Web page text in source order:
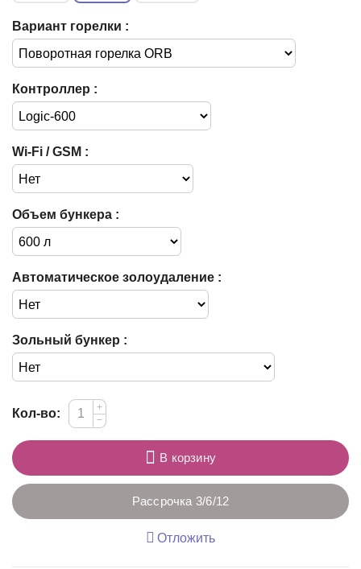
Вариант горелки :
Контроллер :
Wi-Fi / GSM :
Объем бункера :
Автоматическое золоудаление :
Зольный бункер :
Кол-во:
+
−
В корзину
Рассрочка 3/6/12
Отложить